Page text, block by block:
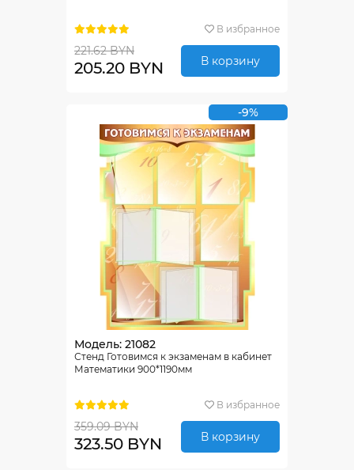
В избранное
221.62 BYN
205.20 BYN В корзину
-9%
Модель: 21082
Стенд Готовимся к экзаменам в кабинет
Математики 900*1190мм
В избранное
359.09 BYN
323.50 BYN В корзину